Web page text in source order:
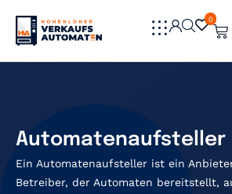
0
0
Automatenaufsteller
Ein Automatenaufsteller ist ein
Betreiber, der Automaten bereitstellt,